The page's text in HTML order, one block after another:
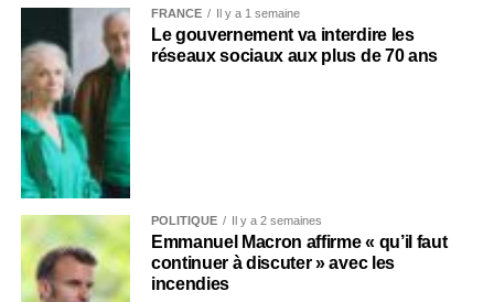
FRANCE Il y a 1 semaine
Le gouvernement va interdire les
réseaux sociaux aux plus de 70 ans
POLITIQUE Il y a 2 semaines
Emmanuel Macron affirme « qu’il faut
continuer à discuter » avec les
incendies